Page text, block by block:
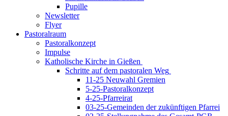
Pupille
Newsletter
Flyer
Pastoralraum
Pastoralkonzept
Impulse
Katholische Kirche in Gießen
Schritte auf dem pastoralen Weg
11-25 Neuwahl Gremien
5-25-Pastoralkonzept
4-25-Pfarreirat
03-25-Gemeinden der zukünftigen Pfarrei